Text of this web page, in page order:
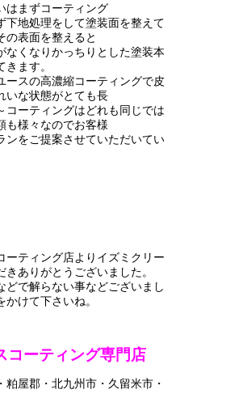
はまずコーティング
下地処理をして塗装面を整えて
の表面を整えると
なくなりかっちりとした塗装本
ます。
ースの高濃縮コーティングで皮
いな状態がとても長
コーティングはどれも同じでは
も様々なのでお客様
ンをご提案させていただいてい
ーティング店よりイズミクリー
きありがとうございました。
どで解らない事などございまし
けて下さいね。
コーティング専門店
粕屋郡・北九州市・久留米市・